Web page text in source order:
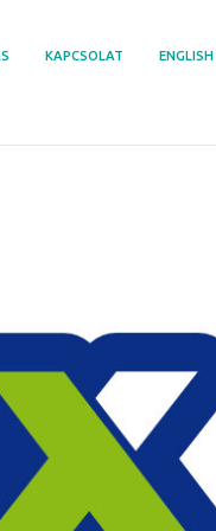
KAPCSOLAT ENGLISH